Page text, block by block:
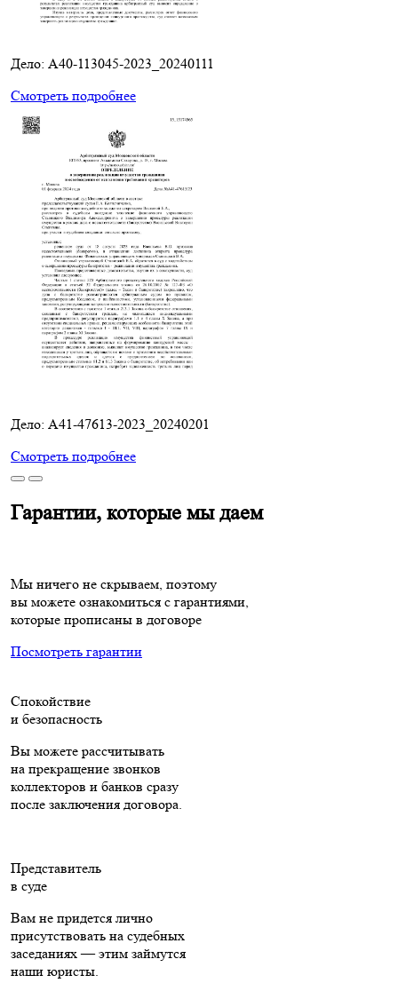
Дело: A40-113045-2023_20240111
Смотреть подробнее
Дело: A41-47613-2023_20240201
Смотреть подробнее
Гарантии, которые мы даем
Мы ничего не скрываем, поэтому
вы можете ознакомиться с гарантиями,
которые прописаны в договоре
Посмотреть гарантии
Спокойствие
и безопасность
Вы можете рассчитывать
на прекращение звонков
коллекторов и банков сразу
после заключения договора.
Представитель
в суде
Вам не придется лично
присутствовать на судебных
заседаниях — этим займутся
наши юристы.